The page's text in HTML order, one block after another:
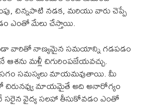
చిన్నపాటి నడక, మరియు వారు చెప్పే
ఎంతో మేలు చేస్తాయి.
వారితో నాణ్యమైన సమయాన్ని గడపడం
మళ్లీ చిగురింపజేయవచ్చు.
సగం సమస్యలు మాయమవుతాయి. మీ
చిరునవ్వు మాయమైతే అది అనారోగ్యం
సరైన వైద్య సలహా తీసుకోవడం ఎంతో